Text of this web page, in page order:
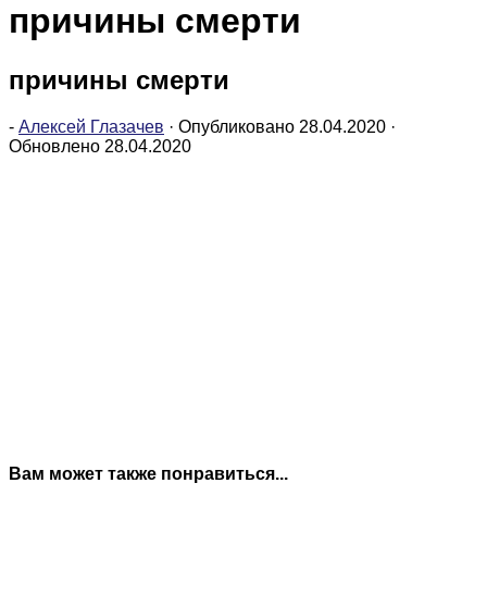
причины смерти
причины смерти
- Алексей Глазачев · Опубликовано 28.04.2020 ·
Обновлено 28.04.2020
Вам может также понравиться...